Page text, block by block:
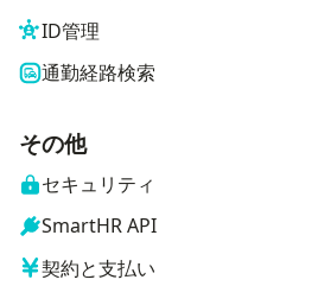
ID管理
通勤経路検索
その他
セキュリティ
SmartHR API
契約と支払い